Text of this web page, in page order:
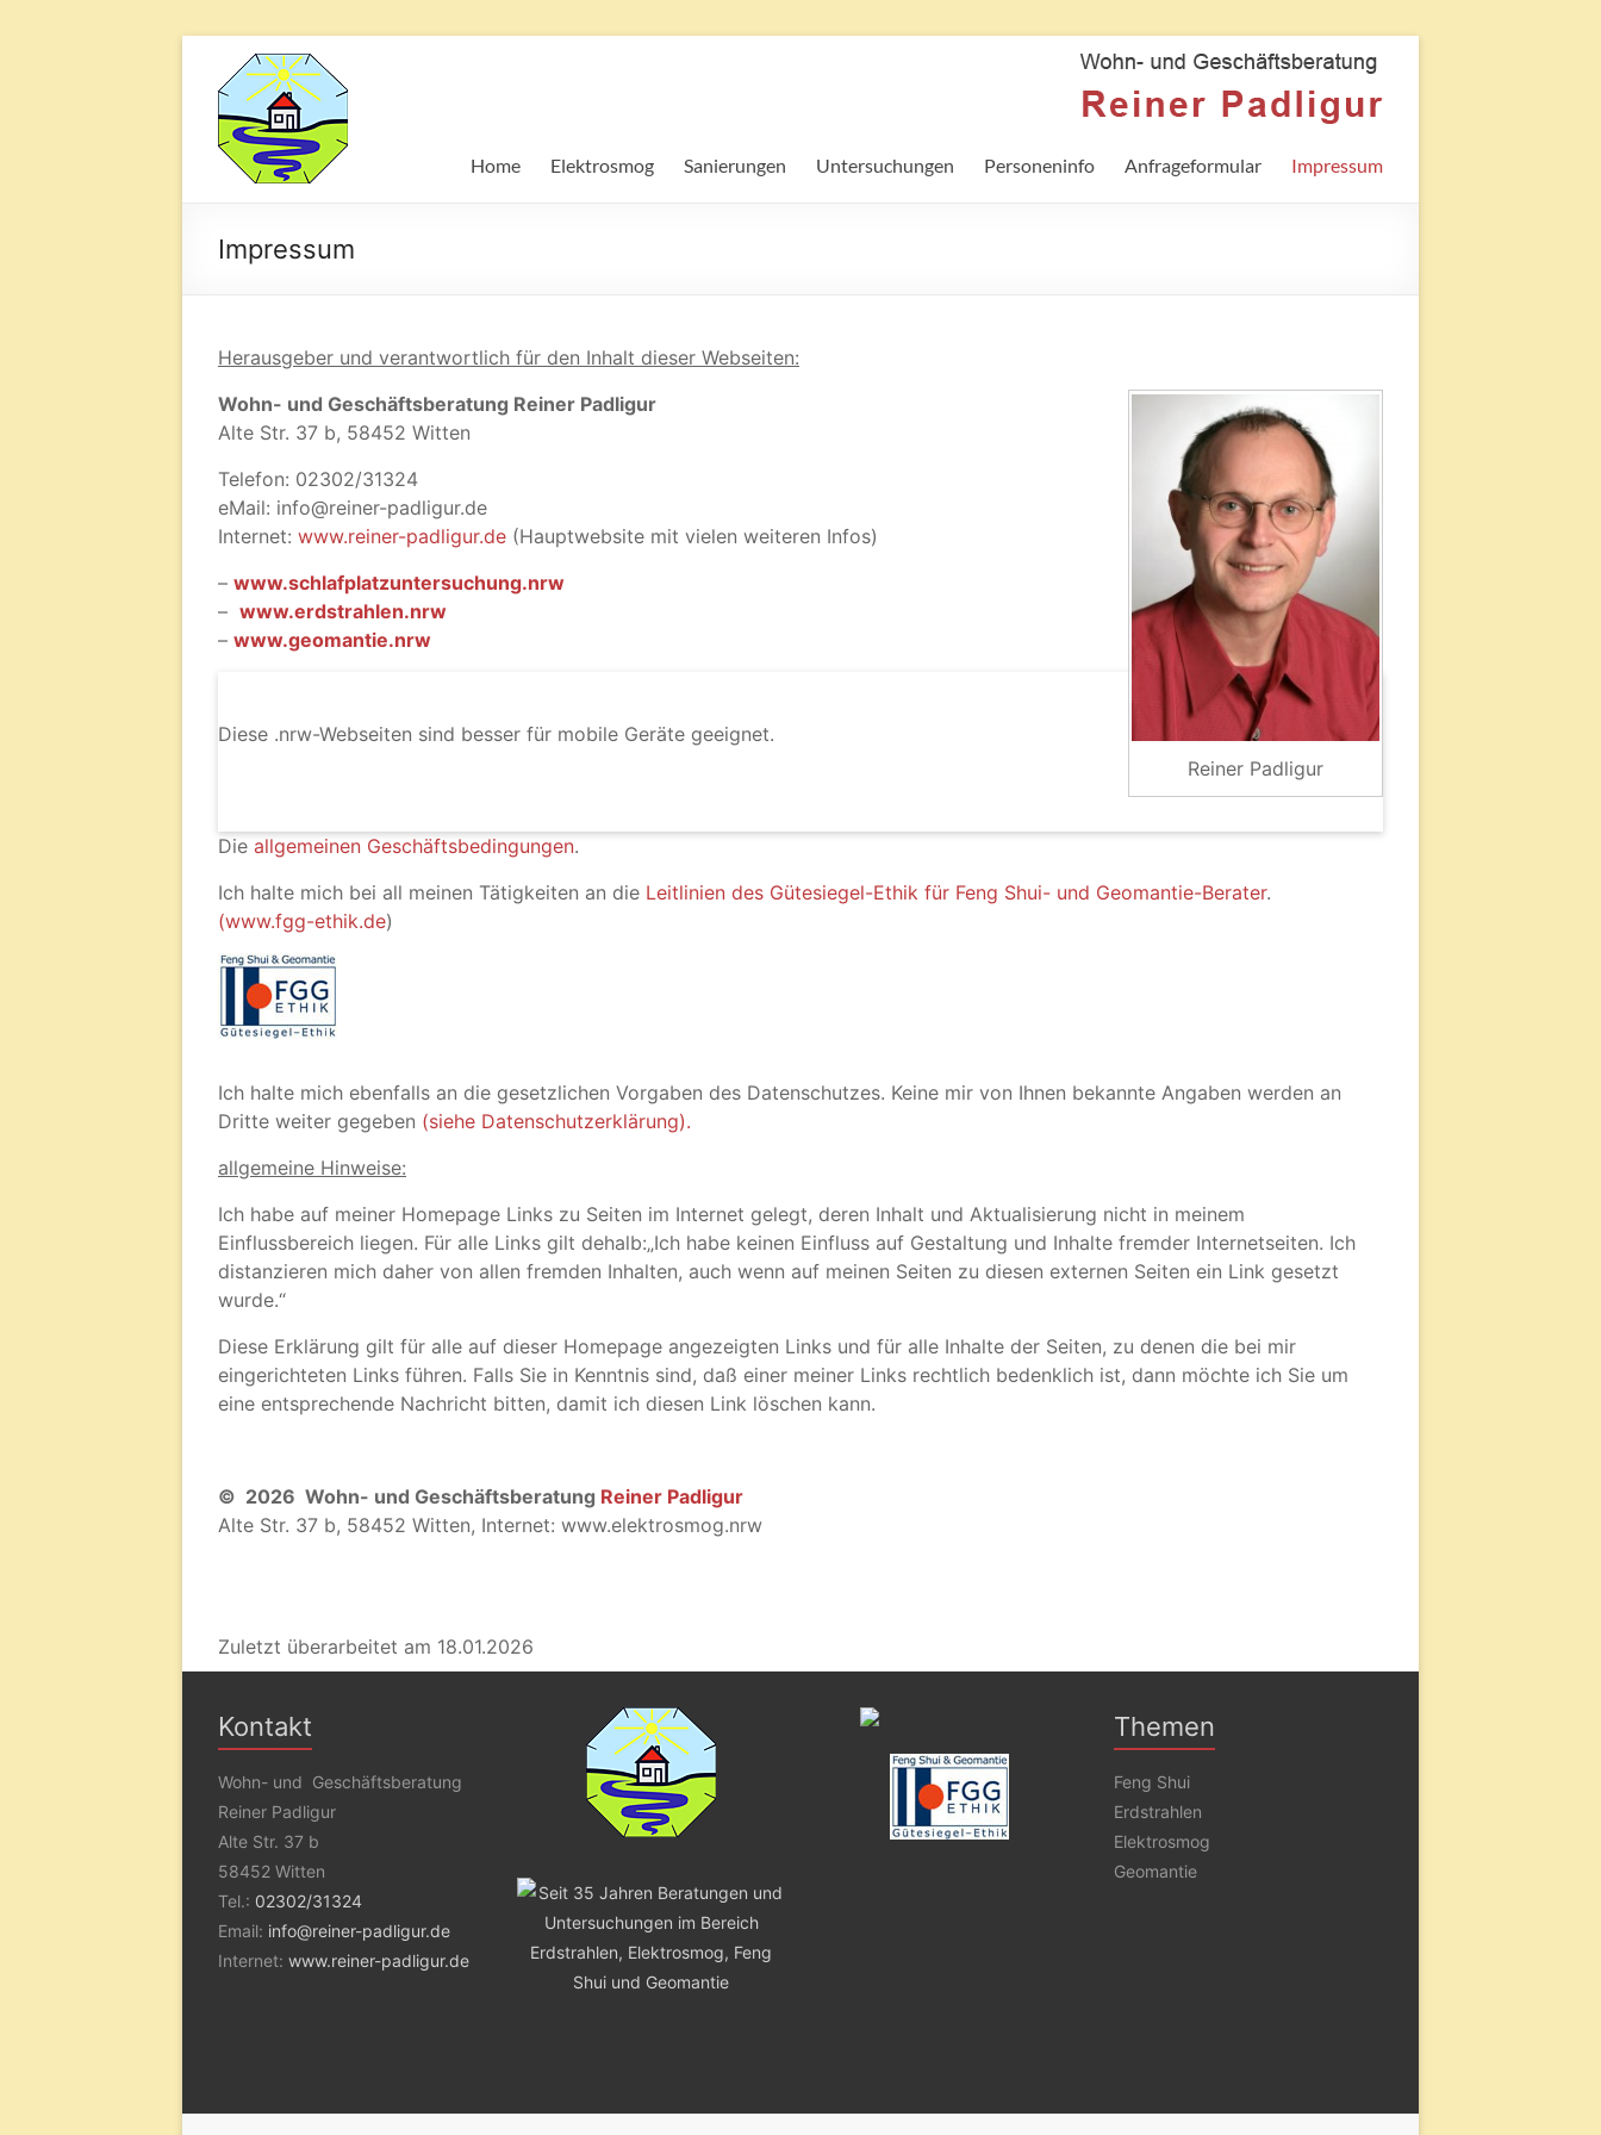
Elektrosmog
und
elektrobiologische
Untersuchung
NRW
Home Elektrosmog Sanierungen Untersuchungen Personeninfo Anfrageformular Impressum
Impressum
Herausgeber und verantwortlich für den Inhalt dieser Webseiten:
Reiner Padligur
Wohn- und Geschäftsberatung Reiner Padligur
Alte Str. 37 b, 58452 Witten
Telefon: 02302/31324
eMail: info@reiner-padligur.de
Internet: www.reiner-padligur.de (Hauptwebsite mit vielen weiteren Infos)
– www.schlafplatzuntersuchung.nrw
– www.erdstrahlen.nrw
– www.geomantie.nrw
Diese .nrw-Webseiten sind besser für mobile Geräte geeignet.
Die allgemeinen Geschäftsbedingungen.
Ich halte mich bei all meinen Tätigkeiten an die Leitlinien des Gütesiegel-Ethik für Feng Shui- und Geomantie-Berater.
(www.fgg-ethik.de)
Ich halte mich ebenfalls an die gesetzlichen Vorgaben des Datenschutzes. Keine mir von Ihnen bekannte Angaben werden an
Dritte weiter gegeben (siehe Datenschutzerklärung).
allgemeine Hinweise:
Ich habe auf meiner Homepage Links zu Seiten im Internet gelegt, deren Inhalt und Aktualisierung nicht in meinem
Einflussbereich liegen. Für alle Links gilt dehalb:„Ich habe keinen Einfluss auf Gestaltung und Inhalte fremder Internetseiten. Ich
distanzieren mich daher von allen fremden Inhalten, auch wenn auf meinen Seiten zu diesen externen Seiten ein Link gesetzt
wurde.“
Diese Erklärung gilt für alle auf dieser Homepage angezeigten Links und für alle Inhalte der Seiten, zu denen die bei mir
eingerichteten Links führen. Falls Sie in Kenntnis sind, daß einer meiner Links rechtlich bedenklich ist, dann möchte ich Sie um
eine entsprechende Nachricht bitten, damit ich diesen Link löschen kann.
© 2026 Wohn- und Geschäftsberatung Reiner Padligur
Alte Str. 37 b, 58452 Witten, Internet: www.elektrosmog.nrw
Zuletzt überarbeitet am 18.01.2026
Kontakt
Wohn- und Geschäftsberatung
Reiner Padligur
Alte Str. 37 b
58452 Witten
Tel.: 02302/31324
Email: info@reiner-padligur.de
Internet: www.reiner-padligur.de
Themen
Feng Shui
Erdstrahlen
Elektrosmog
Geomantie